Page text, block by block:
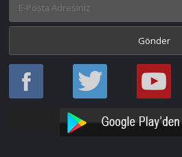
Haber
Oku
Haber
Oku
Bir
Haber
YouTube